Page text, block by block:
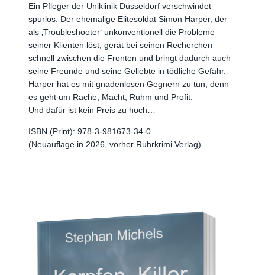
Ein Pfleger der Uniklinik Düsseldorf verschwindet
spurlos. Der ehemalige Elitesoldat Simon Harper, der
als ‚Troubleshooter‘ unkonventionell die Probleme
seiner Klienten löst, gerät bei seinen Recherchen
schnell zwischen die Fronten und bringt dadurch auch
seine Freunde und seine Geliebte in tödliche Gefahr.
Harper hat es mit gnadenlosen Gegnern zu tun, denn
es geht um Rache, Macht, Ruhm und Profit.
Und dafür ist kein Preis zu hoch…
ISBN (Print): 978-3-981673-34-0
(Neuauflage in 2026, vorher Ruhrkrimi Verlag)